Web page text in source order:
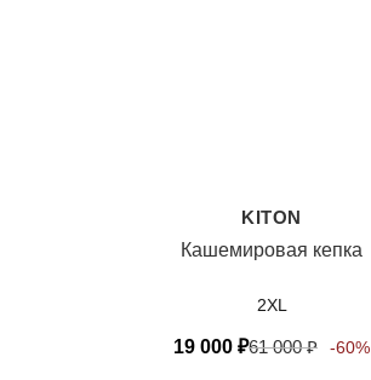
KITON
Кашемировая кепка
2XL
19 000 ₽61 000₽ -60%